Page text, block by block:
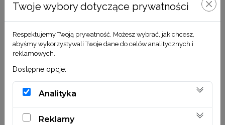
Pielęgnacja
Ekologia
Twoje wybory dotyczące prywatności
Respektujemy Twoją prywatność. Możesz wybrać, jak chcesz,
abyśmy wykorzystywali Twoje dane do celów analitycznych i
reklamowych.
Dostępne opcje:
Analityka
Reklamy